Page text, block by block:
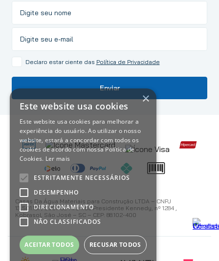
Declaro estar ciente das Política de Privacidade
Enviar
Casas Da Água Materiais para Construção LTDA – CNPJ
13.501.187/0001-59 Avenida Presidente Kennedy, nº 1284 ,
Kobrasol, São José – SC – CEP: 88.102-400
×
Este website usa cookies
Este website usa cookies para melhorar a
experiência do usuário. Ao utilizar o nosso
website, estará a concordar com todos os
cookies de acordo com nossa Política de
Cookies. Ler mais
ESTRITAMENTE NECESSÁRIOS
DESEMPENHO
DIRECIONAMENTO
NÃO CLASSIFICADOS
ACEITAR TODOS RECUSAR TODOS